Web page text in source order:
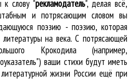
к слову "рекламодатель", делая всё,
и потрясающим словом вы
поэзию - поэзию, которая
литературы на века. С потрясающей
Крокодила (например,
ваши стихи будут иметь
жизни России ещё при